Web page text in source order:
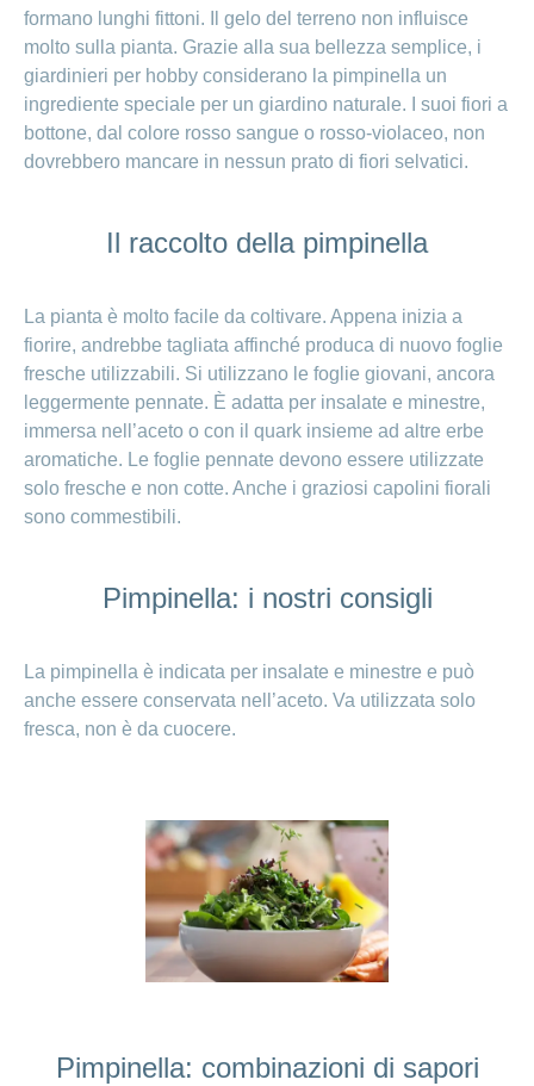
formano lunghi fittoni. Il gelo del terreno non influisce
molto sulla pianta. Grazie alla sua bellezza semplice, i
giardinieri per hobby considerano la pimpinella un
ingrediente speciale per un giardino naturale. I suoi fiori a
bottone, dal colore rosso sangue o rosso-violaceo, non
dovrebbero mancare in nessun prato di fiori selvatici.
Il raccolto della pimpinella
La pianta è molto facile da coltivare. Appena inizia a
fiorire, andrebbe tagliata affinché produca di nuovo foglie
fresche utilizzabili. Si utilizzano le foglie giovani, ancora
leggermente pennate. È adatta per insalate e minestre,
immersa nell’aceto o con il quark insieme ad altre erbe
aromatiche. Le foglie pennate devono essere utilizzate
solo fresche e non cotte. Anche i graziosi capolini fiorali
sono commestibili.
Pimpinella: i nostri consigli
La pimpinella è indicata per insalate e minestre e può
anche essere conservata nell’aceto. Va utilizzata solo
fresca, non è da cuocere.
Pimpinella: combinazioni di sapori